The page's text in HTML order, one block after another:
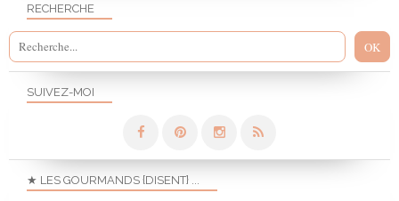
SUIVEZ-MOI
RECHERCHE
★ LES GOURMANDS {DISENT} ...